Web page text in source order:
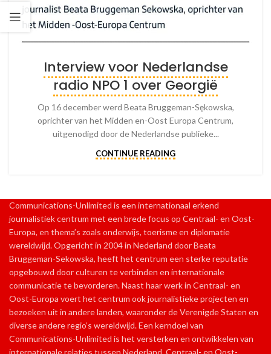
Interview voor Nederlandse
radio NPO 1 over Georgië
Op 16 december werd Beata Bruggeman-Sękowska,
oprichter van het Midden en-Oost Europa Centrum,
uitgenodigd door de Nederlandse publieke...
CONTINUE READING
Communications-Unlimited is een internationaal erkend
journalistiek centrum met een brede focus op Centraal- en Oost-
Europa, en thema’s zoals onderwijs, toerisme en diplomatie
wereldwijd. Opgericht in 2004 in Nederland door Beata
Bruggeman-Sekowska, heeft het centrum een sterke reputatie
opgebouwd door culturen te verbinden en internationale
communicatie te bevorderen. Naast haar werk in Centraal- en
Oost-Europa voert het centrum ook journalistieke projecten en
bezoeken uit in andere landen, waaronder de Verenigde Staten en
diverse andere regio’s wereldwijd. Een kerndoel van
Communications-Unlimited is het versterken en ontwikkelen van